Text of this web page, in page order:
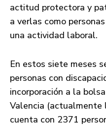
actitud protectora y
a verlas como
una actividad laboral.
En estos siete meses
personas con
incorporación a la
Valencia (actualmente
cuenta con 2371